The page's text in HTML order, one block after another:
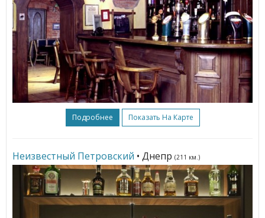
Подробнее Показать На Карте
Неизвестный Петровский • Днепр (211 км.)